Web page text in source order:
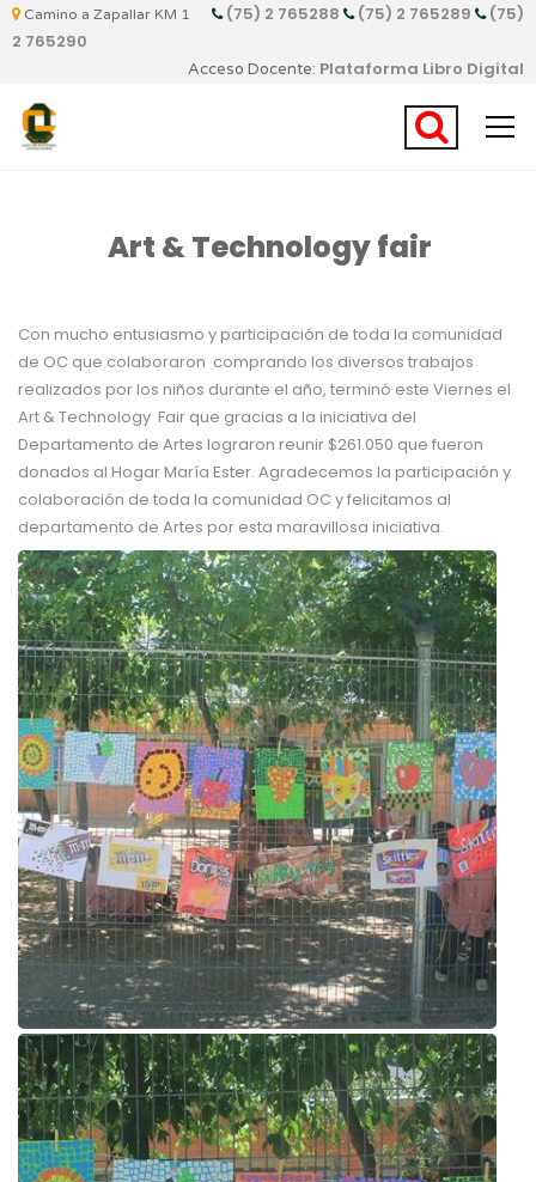
Camino a Zapallar KM 1 (75) 2 765288 (75) 2 765289
(75)
2 765290
Acceso Docente: Plataforma Libro Digital
Art & Technology fair
Con mucho entusiasmo y participación de toda la comunidad
de OC que colaboraron comprando los diversos trabajos
realizados por los niños durante el año, terminó este Viernes el
Art & Technology Fair que gracias a la iniciativa del
Departamento de Artes lograron reunir $261.050 que fueron
donados al Hogar María Ester. Agradecemos la participación y
colaboración de toda la comunidad OC y felicitamos al
departamento de Artes por esta maravillosa iniciativa.